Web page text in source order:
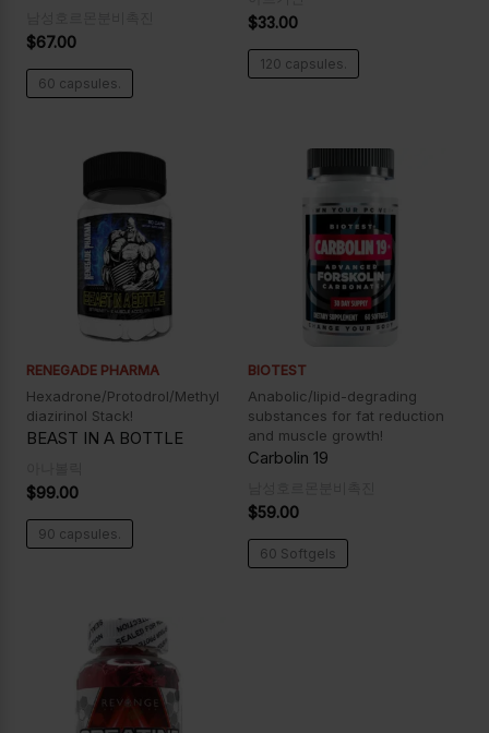
$67.00
60 capsules.
$33.00
120 capsules.
RENEGADE PHARMA
Hexadrone/Protodrol/Methyl
diazirinol Stack!
BEAST IN A BOTTLE
$99.00
90 capsules.
BIOTEST
Anabolic/lipid-degrading
substances for fat reduction
and muscle growth!
Carbolin 19
$59.00
60 Softgels